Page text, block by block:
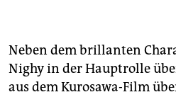
Neben dem brillanten
Nighy in der Hauptrolle
aus dem Kurosawa-Film